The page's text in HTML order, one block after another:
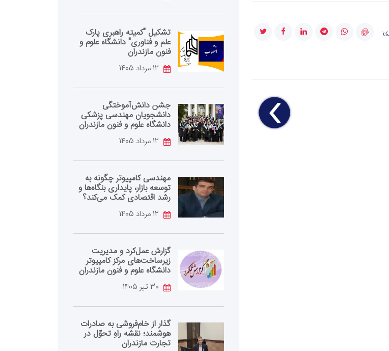
تشکیل "کمیته راهبری پارک
علم و فناوری" دانشگاه علوم و
فنون مازندران
جشن دانش‌آموختگی
دانشجویان مهندسی پزشکی
دانشگاه علوم و فنون مازندران
مهندسی کامپیوتر چگونه به
توسعه بازار، پایداری بنگاه‌ها و
رشد اقتصادی کمک می‌کند؟
گزارش عمل‌کرد و مدیریت
زیرساخت‌های مرکز کامپیوتر
دانشگاه علوم و فنون مازندران
گذار از خام‌فروشی به صادرات
هوشمند؛ نقشه راهِ تحوّل در
تجارت مازندران